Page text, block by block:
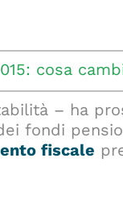
cosa
– ha
fondi
fiscale